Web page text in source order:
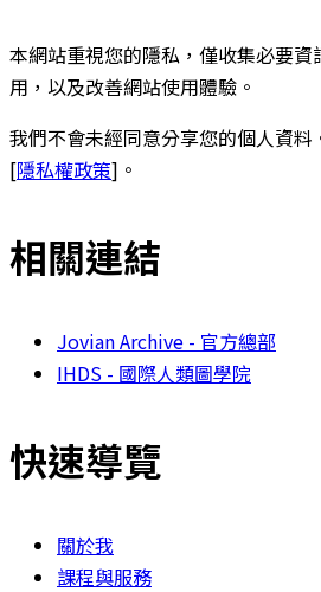
本網站重視您的隱私，僅收集必要
用，以及改善網站使用體驗。
我們不會未經同意分享您的個人資
[隱私權政策]。
相關連結
Jovian Archive - 官方總部
IHDS - 國際人類圖學院
快速導覽
關於我
課程與服務